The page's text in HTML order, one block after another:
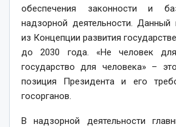
обеспечения законности и
надзорной деятельности. Данный
из Концепции развития
до 2030 года. «Не человек
государство для человека» –
позиция Президента и его
госорганов.
В надзорной деятельности